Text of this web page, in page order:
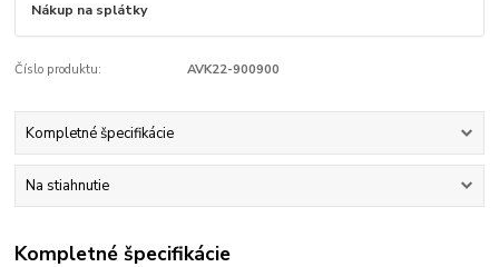
Nákup na splátky
Číslo produktu: AVK22-900900
Kompletné špecifikácie
Na stiahnutie
Kompletné špecifikácie